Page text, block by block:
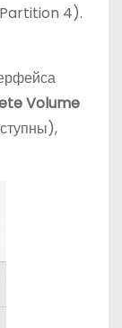
4).
Volume